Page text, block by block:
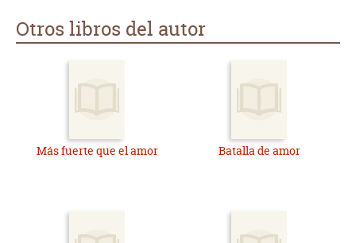
Otros libros del autor
Más fuerte que el amor Batalla de amor